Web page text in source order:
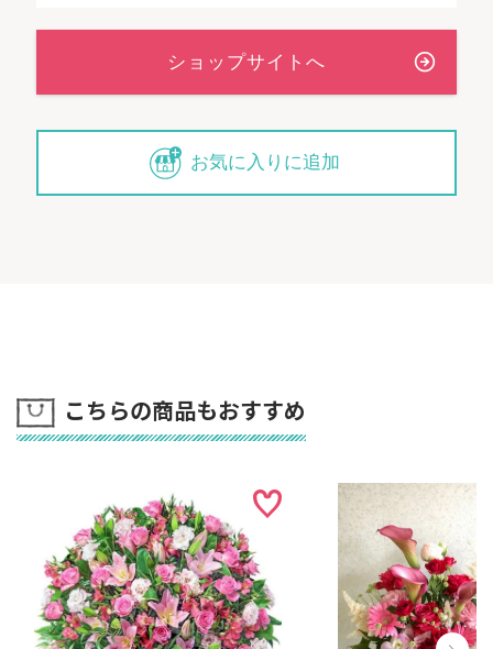
お気に入りに追加
こちらの商品もおすすめ